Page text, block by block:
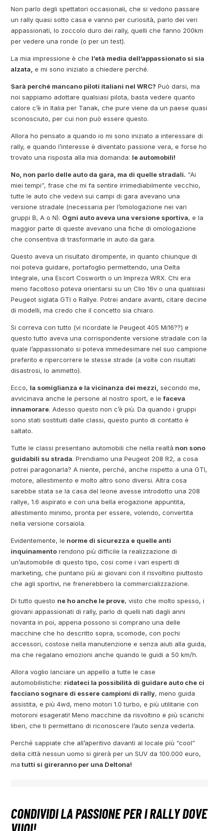
Non parlo degli spettatori occasionali, che si vedono passare
un rally quasi sotto casa e vanno per curiosità, parlo dei veri
appassionati, lo zoccolo duro dei rally, quelli che fanno 200km
per vedere una ronde (o per un test).
La mia impressione è che l’età media dell’appassionato si sia
alzata, e mi sono iniziato a chiedere perché.
Sarà perché mancano piloti italiani nel WRC? Può darsi, ma
noi sappiamo adottare qualsiasi pilota, basta vedere quanto
calore c’è in Italia per Tanak, che pure viene da un paese quasi
sconosciuto, per cui non può essere questo.
Allora ho pensato a quando io mi sono iniziato a interessare di
rally, e quando l’interesse è diventato passione vera, e forse ho
trovato una risposta alla mia domanda: le automobili!
No, non parlo delle auto da gara, ma di quelle stradali. “Ai
miei tempi”, frase che mi fa sentire irrimediabilmente vecchio,
tutte le auto che vedevi sui campi di gara avevano una
versione stradale (necessaria per l’omologazione nei vari
gruppi B, A o N). Ogni auto aveva una versione sportiva, e la
maggior parte di queste avevano una fiche di omologazione
che consentiva di trasformarle in auto da gara.
Questo aveva un risultato dirompente, in quanto chiunque di
noi poteva guidare, portafoglio permettendo, una Delta
Integrale, una Escort Cosworth o un Impreza WRX. Chi era
meno facoltoso poteva orientarsi su un Clio 16v o una qualsiasi
Peugeot siglata GTI o Rallye. Potrei andare avanti, citare decine
di modelli, ma credo che il concetto sia chiaro.
Si correva con tutto (vi ricordate le Peugeot 405 Mi16??) e
questo tutto aveva una corrispondente versione stradale con la
quale l’appassionato si poteva immedesimare nel suo campione
preferito e ripercorrere le stesse strade (a volte con risultati
disastrosi, lo ammetto).
Ecco, la somiglianza e la vicinanza dei mezzi, secondo me,
avvicinava anche le persone al nostro sport, e lefaceva
innamorare. Adesso questo non c’è più. Da quando i gruppi
sono stati sostituiti dalle classi, questo punto di contatto è
saltato.
Tutte le classi presentano automobili che nella realtà non sono
guidabili su strada. Prendiamo una Peugeot 208 R2, a cosa
potrei paragonarla? A niente, perché, anche rispetto a una GTI,
motore, allestimento e molto altro sono diversi. Altra cosa
sarebbe stata se la casa del leone avesse introdotto una 208
rallye, 1.6 aspirato e con una bella erogazione appuntita,
allestimento minimo, pronta per essere, volendo, convertita
nella versione corsaiola.
Evidentemente, le norme di sicurezza e quelle anti
inquinamento rendono più difficile la realizzazione di
un’automobile di questo tipo, cosi come i vari esperti di
marketing, che puntano più ai giovani con il risvoltino piuttosto
che agli sportivi, ne frenerebbero la commercializzazione.
Di tutto questo ne ho anche le prove, visto che molto spesso, i
giovani appassionati di rally, parlo di quelli nati dagli anni
novanta in poi, appena possono si comprano una delle
macchine che ho descritto sopra, scomode, con pochi
accessori, costose nella manutenzione e senza aiuti alla guida,
ma che regalano emozioni anche quando le guidi a 50 km/h.
Allora voglio lanciare un appello a tutte le case
automobilistiche: ridateci la possibilità di guidare auto che ci
facciano sognare di essere campioni di rally, meno guida
assistita, e più 4wd, meno motori 1.0 turbo, e più utilitarie con
motoroni esagerati! Meno macchine da risvoltino e più scarichi
liberi, che ti permettano di riconoscere l’auto senza vederla.
Perché sappiate che all’aperitivo davanti al locale più “cool”
della città nessun uomo si girerà per un SUV da 100.000 euro,
ma tutti si gireranno per una Deltona!